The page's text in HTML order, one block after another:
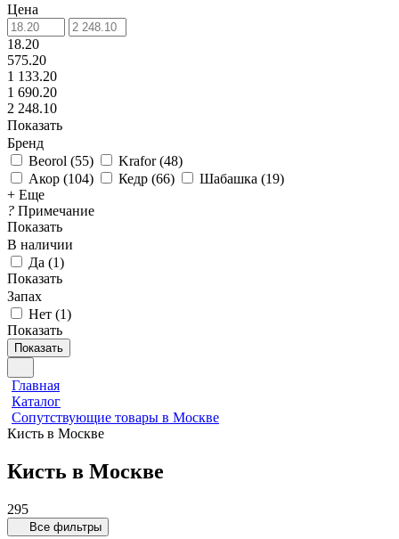
Цена
18.20
575.20
1 133.20
1 690.20
2 248.10
Показать
Бренд
Beorol (55) Krafor(48)
Акор (104) Кедр (66) Шабашка (19)
+ Еще
? Примечание
Показать
В наличии
Да (1)
Показать
Запах
Нет (1)
Показать
Показать
Главная
Каталог
Сопутствующие товары в Москве
Кисть в Москве
Кисть в Москве
295
Все фильтры